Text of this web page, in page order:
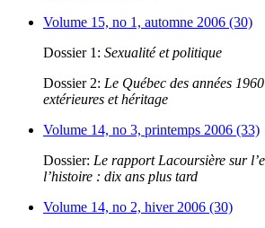
Volume 15, no 1, automne 2006 (30)
Dossier 1: Sexualité et politique
Dossier 2: Le Québec des années
extérieures et héritage
Volume 14, no 3, printemps 2006 (33)
Dossier: Le rapport Lacoursière sur
l’histoire : dix ans plus tard
Volume 14, no 2, hiver 2006 (30)